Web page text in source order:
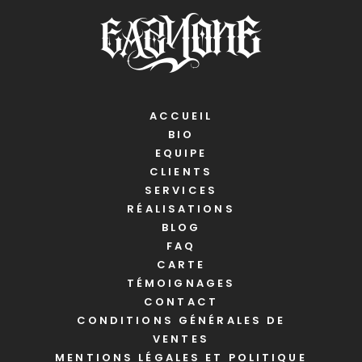
ACCUEIL
BIO
EQUIPE
CLIENTS
SERVICES
RÉALISATIONS
BLOG
FAQ
CARTE
TÉMOIGNAGES
CONTACT
CONDITIONS GÉNÉRALES DE
VENTES
MENTIONS LÉGALES ET POLITIQUE